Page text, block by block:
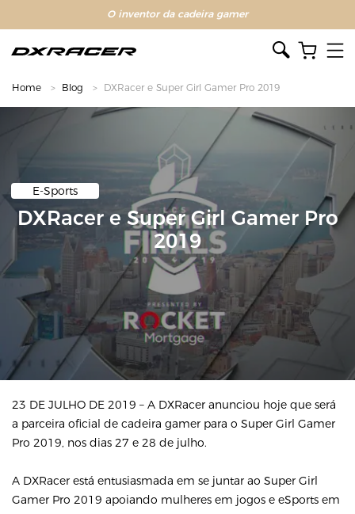
O inventor da cadeira gamer
Home Blog DXRacer e Super Girl Gamer Pro 2019
E-Sports
DXRacer e Super Girl Gamer Pro
2019
23 DE JULHO DE 2019 – A DXRacer anunciou hoje que será
a parceira oficial de cadeira gamer para o Super Girl Gamer
Pro 2019, nos dias 27 e 28 de julho.
A DXRacer está entusiasmada em se juntar ao Super Girl
Gamer Pro 2019 apoiando mulheres em jogos e eSports em